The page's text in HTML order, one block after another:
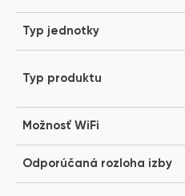
Typ jednotky
Typ produktu
Možnosť WiFi
Odporúčaná rozloha izby